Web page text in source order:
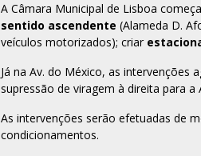
A Câmara Municipal de Lisboa
sentido ascendente (Alameda D.
veículos motorizados); criar
Já na Av. do México, as intervenções
supressão de viragem à direita para a
As intervenções serão efetuadas de
condicionamentos.